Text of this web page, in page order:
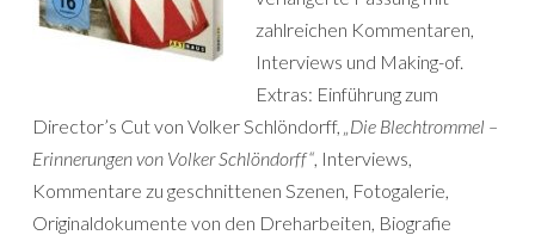
zahlreichen Kommentaren,
Interviews und Making-of.
Extras: Einführung zum
Director’s Cut von Volker Schlöndorff, „Die Blechtrommel –
Erinnerungen von Volker Schlöndorff“, Interviews,
Kommentare zu geschnittenen Szenen, Fotogalerie,
Originaldokumente von den Dreharbeiten, Biografie